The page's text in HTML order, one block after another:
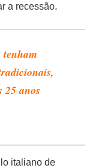
a recessão.
tenham
25 anos
italiano de